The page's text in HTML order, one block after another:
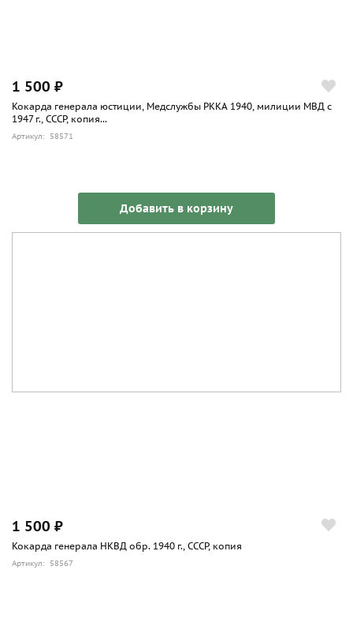
1 500 ₽
Кокарда генерала юстиции, Медслужбы РККА 1940, милиции МВД с
1947 г., СССР, копия...
Артикул: 58571
Добавить в корзину
1 500 ₽
Кокарда генерала НКВД обр. 1940 г., СССР, копия
Артикул: 58567